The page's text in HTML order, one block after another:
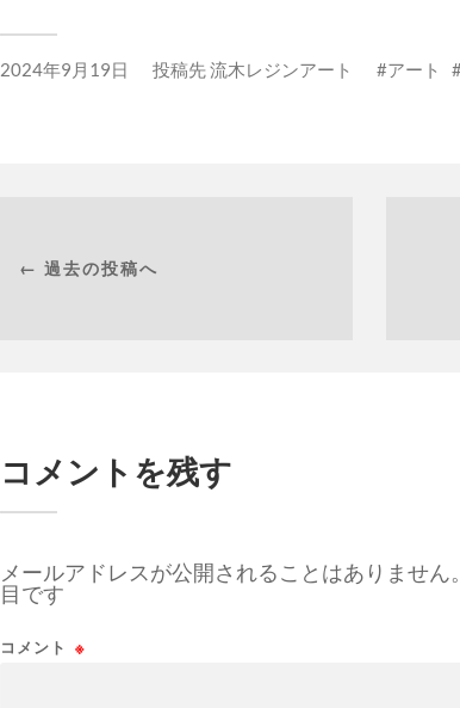
2024年9月19日 投稿先流木レジンアート アート
← 過去の投稿へ
コメントを残す
メールアドレスが公開されることはありません。
目です
コメント ※